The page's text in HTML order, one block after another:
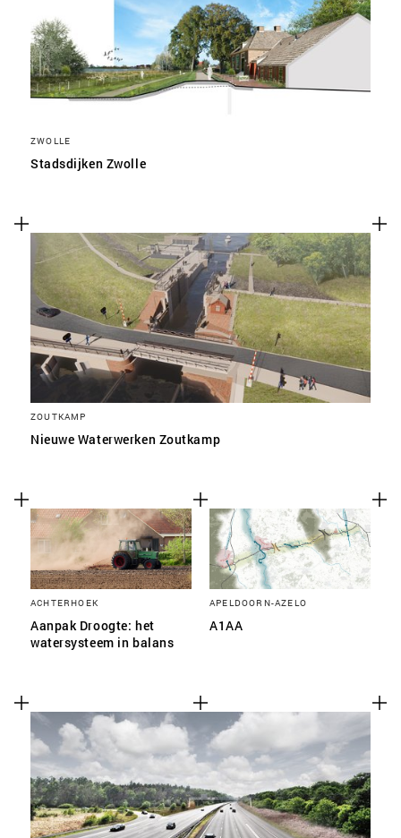
ZWOLLE
Stadsdijken Zwolle
ZOUTKAMP
Nieuwe Waterwerken Zoutkamp
ACHTERHOEK
Aanpak Droogte: het
watersysteem in balans
APELDOORN-AZELO
A1AA